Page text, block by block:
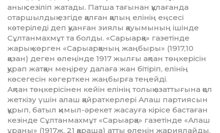
анық сезіліп жатады. Патша тағы­нан құлағанда
отаршылдық езгіде қалған қалың елінің еңсесі
көтеріледі деп қуанған зиялы қауымының ішінде
Сұлтанмахмұт та болды. «Сарыарқа» газетінде
жарық көрген «Са­рыарқаның жаңбыры» (1917,10
қазан) деген өлеңінде 1917 жылғы ақпан төңкерісін
қурап жатқан меңіреу далаға жан бітіріп, елі­нің
көсегесін көгерткен жаңбырға теңейді.
Ақпан төңкерісінен кейін елінің толық азат­тығына қол
жеткізу үшін алаш қайрат­кер­лері Алаш партиясын
құрып, батыл қи­мыл-әрекет жасауға кірісе бастаған
кезінде Сұлтанмахмұт «Сарыарқа» газетінде «Алаш
ұраны» (1917ж. 21 қараша) атты өлеңін жариялайды.